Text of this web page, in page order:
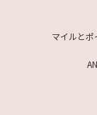
マイルとポ